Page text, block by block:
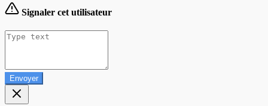
Signaler cet utilisateur
Envoyer